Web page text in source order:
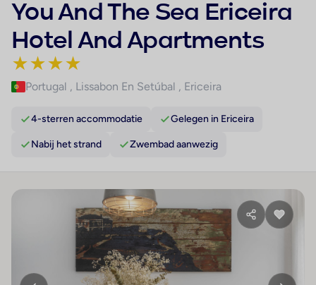
You And The Sea Ericeira
Hotel And Apartments
★★★★
Portugal , Lissabon En Setúbal , Ericeira
4-sterren accommodatie Gelegen in Ericeira
Nabij het strand Zwembad aanwezig